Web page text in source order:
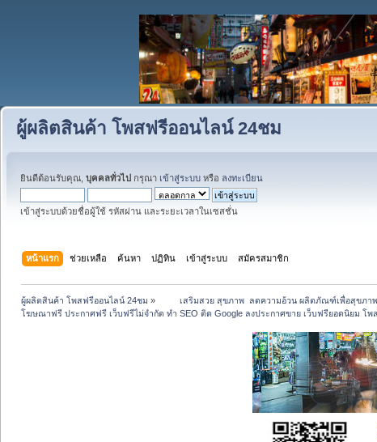
ผู้ผลิตสินค้า โพสฟรีออนไลน์ 24ชม
ยินดีต้อนรับคุณ, บุคคลทั่วไป กรุณา เข้าสู่ระบบ หรือ ลงทะเบียน
เข้าสู่ระบบด้วยชื่อผู้ใช้ รหัสผ่าน และระยะเวลาในเซสชั่น
หน้าแรก ช่วยเหลือ ค้นหา ปฏิทิน เข้าสู่ระบบ สมัครสมาชิก
ผู้ผลิตสินค้า โพสฟรีออนไลน์ 24ชม » เสริมสวย สุขภาพ  ลดความอ้วน ผลิตภัณฑ์เพื่อสุขภา
โฆษณาฟรี ประกาศฟรี เว็บฟรีไม่จำกัด ทำ SEO ติด Google ลงประกาศขาย เว็บฟรียอดนิยม โ